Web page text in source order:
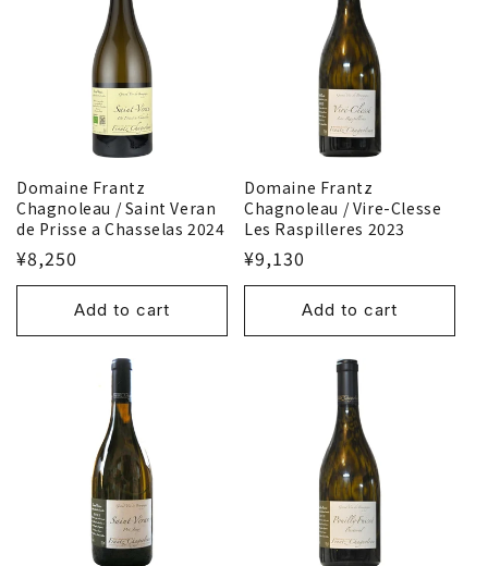
Domaine Frantz
Chagnoleau / Saint Veran
de Prisse a Chasselas 2024
¥8,250
Add to cart
Domaine Frantz
Chagnoleau / Vire-Clesse
Les Raspilleres 2023
¥9,130
Add to cart